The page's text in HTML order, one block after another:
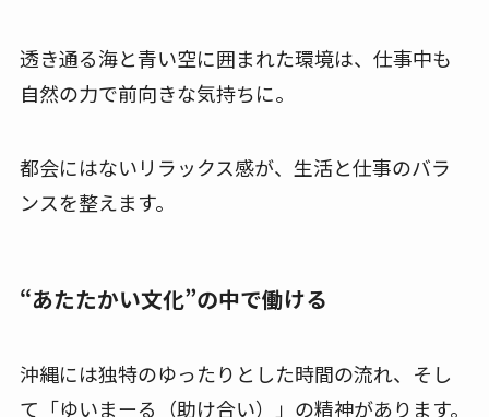
透き通る海と青い空に囲まれた環境は、仕事中も
自然の力で前向きな気持ちに。
都会にはないリラックス感が、生活と仕事のバラ
ンスを整えます。
“あたたかい文化”の中で働ける
沖縄には独特のゆったりとした時間の流れ、そし
て「ゆいまーる（助け合い）」の精神があります。